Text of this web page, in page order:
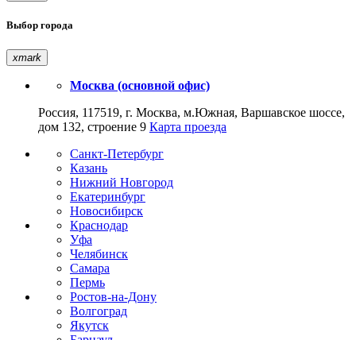
Выбор города
xmark
Москва (основной офис)
Россия, 117519, г. Москва, м.Южная, Варшавское шоссе,
дом 132, строение 9 Карта проезда
Санкт-Петербург
Казань
Нижний Новгород
Екатеринбург
Новосибирск
Краснодар
Уфа
Челябинск
Самара
Пермь
Ростов-на-Дону
Волгоград
Якутск